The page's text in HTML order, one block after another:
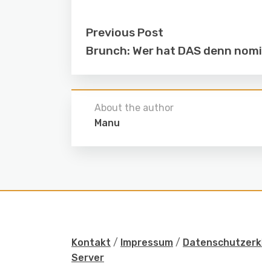
Previous Post
Brunch: Wer hat DAS denn
About the author
Manu
Kontakt / Impressum /
Server